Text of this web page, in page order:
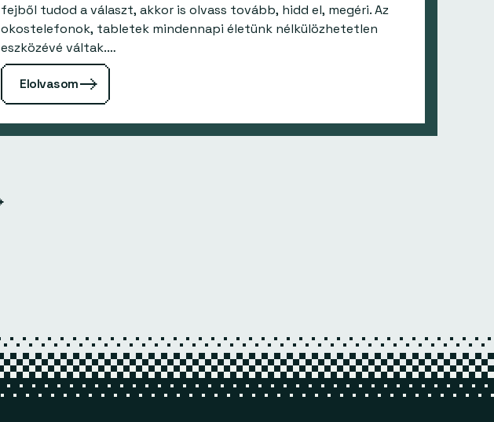
fejből tudod a választ, akkor is olvass tovább, hidd el, megéri. Az
okostelefonok, tabletek mindennapi életünk nélkülözhetetlen
eszközévé váltak.…
Elolvasom